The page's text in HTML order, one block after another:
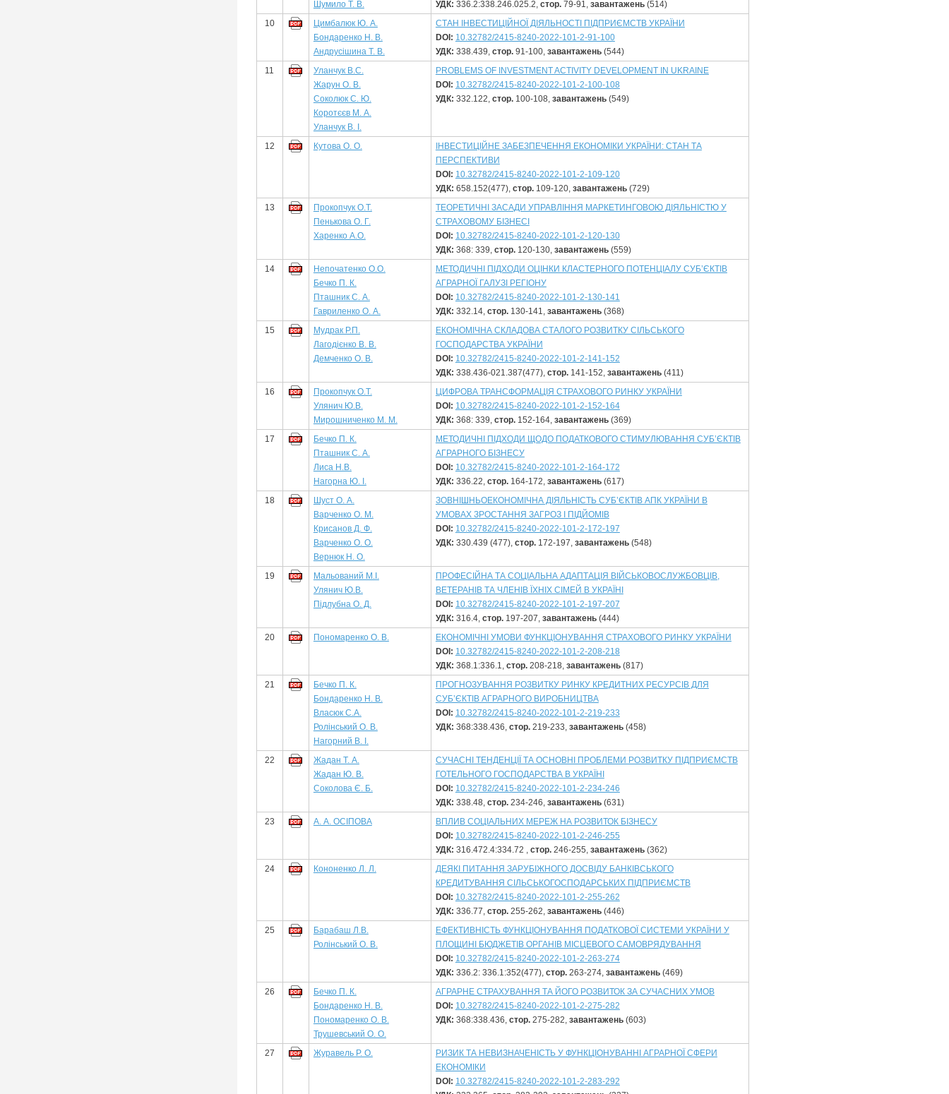
Шумило Т. В.
УДК: 336.2:338.246.025.2, стор.79-91, завантажень(514)
10
Цимбалюк Ю. А.
Бондаренко Н. В.
Андрусішина Т. В.
СТАН ІНВЕСТИЦІЙНОЇ ДІЯЛЬНОСТІ ПІДПРИЄМСТВ УКРАЇНИ
DOI: 10.32782/2415-8240-2022-101-2-91-100
УДК: 338.439, стор.91-100, завантажень(544)
11
Уланчук В.С.
Жарун О. В.
Соколюк С. Ю.
Коротєєв М. А.
Уланчук В. І.
PRОBLEMS ОF INVESTMENT ACTIVITY DEVELОPMENT IN UKRAINE
DOI: 10.32782/2415-8240-2022-101-2-100-108
УДК: 332.122, стор.100-108, завантажень(549)
12 Кутова О. О.
ІНВЕСТИЦІЙНЕ ЗАБЕЗПЕЧЕННЯ ЕКОНОМІКИ УКРАЇНИ: СТАН ТА
ПЕРСПЕКТИВИ
DOI: 10.32782/2415-8240-2022-101-2-109-120
УДК: 658.152(477), стор.109-120, завантажень(729)
13
Прокопчук О.Т.
Пенькова О. Г.
Харенко А.О.
ТЕОРЕТИЧНІ ЗАСАДИ УПРАВЛІННЯ МАРКЕТИНГОВОЮ ДІЯЛЬНІСТЮ У
СТРАХОВОМУ БІЗНЕСІ
DOI: 10.32782/2415-8240-2022-101-2-120-130
УДК: 368: 339, стор.120-130, завантажень(559)
14
Непочатенко О.О.
Бечко П. К.
Пташник С. А.
Гавриленко О. А.
МЕТОДИЧНІ ПІДХОДИ ОЦІНКИ КЛАСТЕРНОГО ПОТЕНЦІАЛУ СУБ’ЄКТІВ
АГРАРНОЇ ГАЛУЗІ РЕГІОНУ
DOI: 10.32782/2415-8240-2022-101-2-130-141
УДК: 332.14, стор.130-141, завантажень(368)
15
Мудрак Р.П.
Лагодієнко В. В.
Демченко О. В.
ЕКОНОМІЧНА СКЛАДОВА СТАЛОГО РОЗВИТКУ СІЛЬСЬКОГО
ГОСПОДАРСТВА УКРАЇНИ
DOI: 10.32782/2415-8240-2022-101-2-141-152
УДК: 338.436-021.387(477), стор.141-152, завантажень(411)
16
Прокопчук О.Т.
Улянич Ю.В.
Мирошниченко М. М.
ЦИФРОВА ТРАНСФОРМАЦІЯ СТРАХОВОГО РИНКУ УКРАЇНИ
DOI: 10.32782/2415-8240-2022-101-2-152-164
УДК: 368: 339, стор.152-164, завантажень(369)
17
Бечко П. К.
Пташник С. А.
Лиса Н.В.
Нагорна Ю. І.
МЕТОДИЧНІ ПІДХОДИ ЩОДО ПОДАТКОВОГО СТИМУЛЮВАННЯ СУБ’ЄКТІВ
АГРАРНОГО БІЗНЕСУ
DOI: 10.32782/2415-8240-2022-101-2-164-172
УДК: 336.22, стор.164-172, завантажень(617)
18
Шуст О. А.
Варченко О. М.
Крисанов Д. Ф.
Варченко О. О.
Вернюк Н. О.
ЗОВНІШНЬОЕКОНОМІЧНА ДІЯЛЬНІСТЬ СУБ’ЄКТІВ АПК УКРАЇНИ В
УМОВАХ ЗРОСТАННЯ ЗАГРОЗ І ПІДЙОМІВ
DOI: 10.32782/2415-8240-2022-101-2-172-197
УДК: 330.439 (477), стор.172-197, завантажень(548)
19
Мальований М.І.
Улянич Ю.В.
Підлубна О. Д.
ПРОФЕСІЙНА ТА СОЦІАЛЬНА АДАПТАЦІЯ ВІЙСЬКОВОСЛУЖБОВЦІВ,
ВЕТЕРАНІВ ТА ЧЛЕНІВ ЇХНІХ СІМЕЙ В УКРАЇНІ
DOI: 10.32782/2415-8240-2022-101-2-197-207
УДК: 316.4, стор.197-207, завантажень(444)
20
Пономаренко О. В.
ЕКОНОМІЧНІ УМОВИ ФУНКЦІОНУВАННЯ СТРАХОВОГО РИНКУ УКРАЇНИ
DOI: 10.32782/2415-8240-2022-101-2-208-218
УДК: 368.1:336.1, стор.208-218, завантажень(817)
21
Бечко П. К.
Бондаренко Н. В.
Власюк С.А.
Ролінський О. В.
Нагорний В. І.
ПРОГНОЗУВАННЯ РОЗВИТКУ РИНКУ КРЕДИТНИХ РЕСУРСІВ ДЛЯ
СУБ’ЄКТІВ АГРАРНОГО ВИРОБНИЦТВА
DOI: 10.32782/2415-8240-2022-101-2-219-233
УДК: 368:338.436, стор.219-233, завантажень(458)
22
Жадан Т. А.
Жадан Ю. В.
Соколова Є. Б.
СУЧАСНІ ТЕНДЕНЦІЇ ТА ОСНОВНІ ПРОБЛЕМИ РОЗВИТКУ ПІДПРИЄМСТВ
ГОТЕЛЬНОГО ГОСПОДАРСТВА В УКРАЇНІ
DOI: 10.32782/2415-8240-2022-101-2-234-246
УДК: 338.48, стор.234-246, завантажень(631)
23
А. А. ОСІПОВА
ВПЛИВ СОЦІАЛЬНИХ МЕРЕЖ НА РОЗВИТОК БІЗНЕСУ
DOI: 10.32782/2415-8240-2022-101-2-246-255
УДК: 316.472.4:334.72 , стор.246-255, завантажень(362)
24
Кононенко Л. Л.
ДЕЯКІ ПИТАННЯ ЗАРУБІЖНОГО ДОСВІДУ БАНКІВСЬКОГО
КРЕДИТУВАННЯ СІЛЬСЬКОГОСПОДАРСЬКИХ ПІДПРИЄМСТВ
DOI: 10.32782/2415-8240-2022-101-2-255-262
УДК: 336.77, стор.255-262, завантажень(446)
25
Барабаш Л.В.
Ролінський О. В.
ЕФЕКТИВНІСТЬ ФУНКЦІОНУВАННЯ ПОДАТКОВОЇ СИСТЕМИ УКРАЇНИ У
ПЛОЩИНІ БЮДЖЕТІВ ОРГАНІВ МІСЦЕВОГО САМОВРЯДУВАННЯ
DOI: 10.32782/2415-8240-2022-101-2-263-274
УДК: 336.2: 336.1:352(477), стор.263-274, завантажень(469)
26
Бечко П. К.
Бондаренко Н. В.
Пономаренко О. В.
Трушевський О. О.
АГРАРНЕ СТРАХУВАННЯ ТА ЙОГО РОЗВИТОК ЗА СУЧАСНИХ УМОВ
DOI: 10.32782/2415-8240-2022-101-2-275-282
УДК: 368:338.436, стор.275-282, завантажень(603)
27 Журавель Р. О.
РИЗИК ТА НЕВИЗНАЧЕНІСТЬ У ФУНКЦІОНУВАННІ АГРАРНОЇ СФЕРИ
ЕКОНОМІКИ
DOI: 10.32782/2415-8240-2022-101-2-283-292